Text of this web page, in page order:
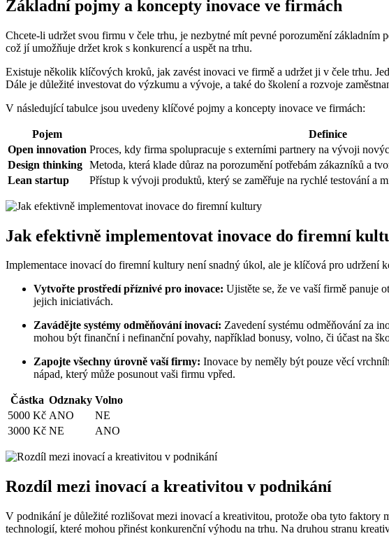
Základní pojmy a koncepty inovace ve firmách
Chcete-li udržet svou firmu v čele trhu, je nezbytné mít pevné porozumění
což jí umožňuje držet krok s konkurencí a uspět na trhu.
Existuje několik klíčových kroků, jak zavést inovaci ve firmě a udržet ji v čele trhu.
Dále je důležité investovat do výzkumu a vývoje, a také do školení a rozvoje
V následující tabulce jsou uvedeny klíčové pojmy a koncepty inovace ve firmách:
Pojem
Definice
Open innovation Proces, kdy firma spolupracuje s externími partnery na vývoji
Design thinking Metoda, která klade důraz na porozumění potřebám zákazníků a
Lean startup
Přístup k vývoji produktů, který se zaměřuje na rychlé testování a
Jak efektivně implementovat inovace do firemní
Implementace inovací do firemní kultury není snadný úkol, ale je klíčová pro udržení
Vytvořte prostředí příznivé pro inovace: Ujistěte se, že ve vaší firmě panuje
jejich iniciativách.
Zavádějte systémy odměňování inovací: Zavedení systému odměňování za
mohou být finanční i nefinanční povahy, například bonusy, volno, či účast na
Zapojte všechny úrovně vaší firmy: Inovace by neměly být pouze věcí
nápad, který může posunout vaši firmu vpřed.
Částka Odznaky Volno
5000 Kč ANO
NE
3000 Kč NE ANO
Rozdíl mezi inovací a kreativitou v podnikání
V podnikání je důležité rozlišovat mezi inovací a kreativitou, protože oba tyto faktory
technologií, které mohou přinést konkurenční výhodu na trhu. Na druhou stranu